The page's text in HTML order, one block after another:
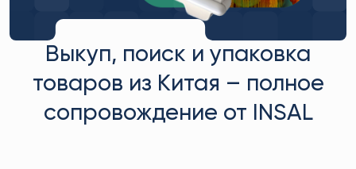
Выкуп, поиск и упаковка
товаров из Китая – полное
сопровождение от INSAL